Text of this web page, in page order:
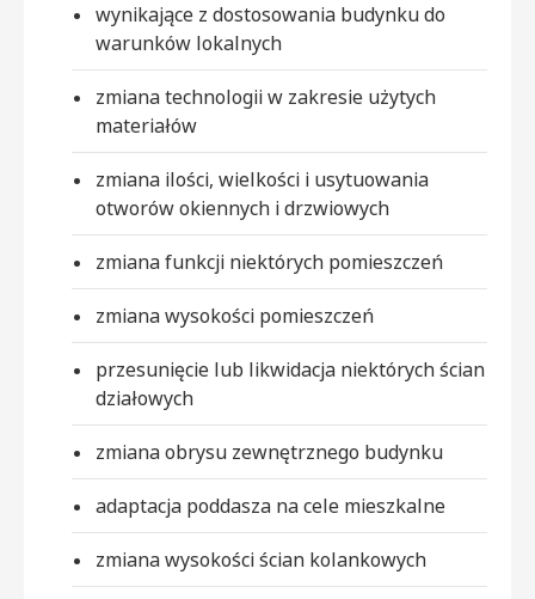
wynikające z dostosowania budynku do
warunków lokalnych
zmiana technologii w zakresie użytych
materiałów
zmiana ilości, wielkości i usytuowania
otworów okiennych i drzwiowych
zmiana funkcji niektórych pomieszczeń
zmiana wysokości pomieszczeń
przesunięcie lub likwidacja niektórych ścian
działowych
zmiana obrysu zewnętrznego budynku
adaptacja poddasza na cele mieszkalne
zmiana wysokości ścian kolankowych